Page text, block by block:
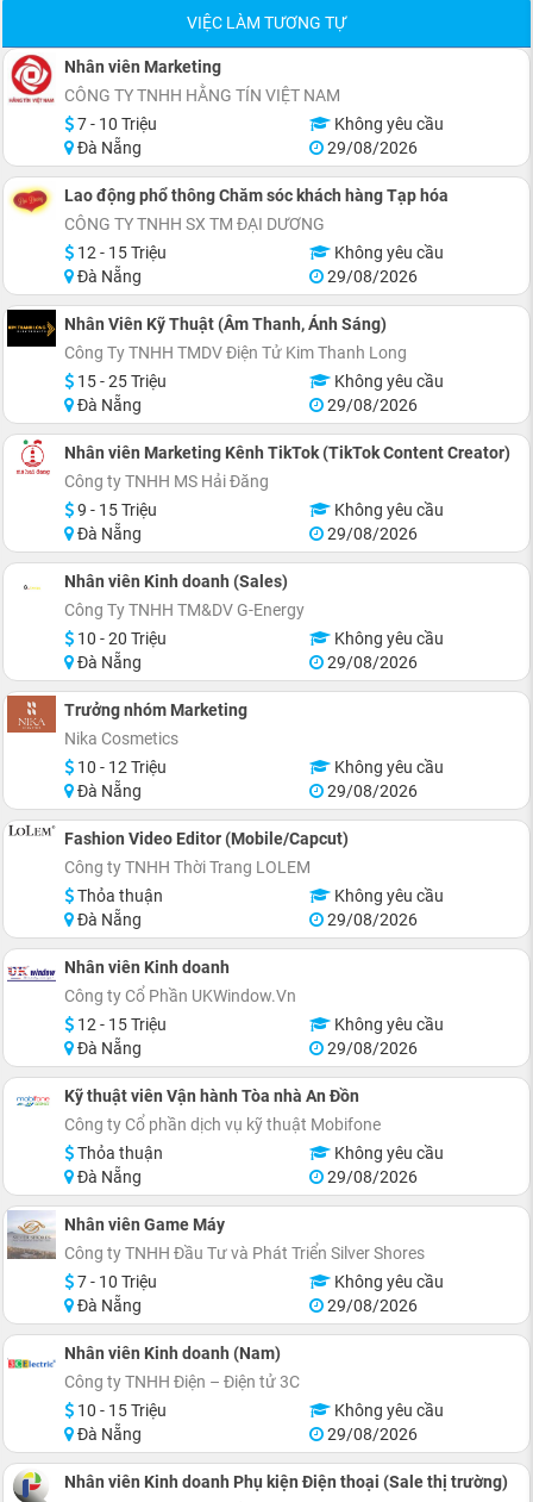
VIỆC LÀM TƯƠNG TỰ
Nhân viên Marketing
CÔNG TY TNHH HẰNG TÍN VIỆT NAM
7 - 10 Triệu
Không yêu cầu
Đà Nẵng
29/08/2026
Lao động phổ thông Chăm sóc khách hàng Tạp hóa
CÔNG TY TNHH SX TM ĐẠI DƯƠNG
12 - 15 Triệu
Không yêu cầu
Đà Nẵng
29/08/2026
Nhân Viên Kỹ Thuật (Âm Thanh, Ánh Sáng)
Công Ty TNHH TMDV Điện Tử Kim Thanh Long
15 - 25 Triệu
Không yêu cầu
Đà Nẵng
29/08/2026
Nhân viên Marketing Kênh TikTok (TikTok Content Creator)
Công ty TNHH MS Hải Đăng
9 - 15 Triệu
Không yêu cầu
Đà Nẵng
29/08/2026
Nhân viên Kinh doanh (Sales)
Công Ty TNHH TM&DV G-Energy
10 - 20 Triệu
Không yêu cầu
Đà Nẵng
29/08/2026
Trưởng nhóm Marketing
Nika Cosmetics
10 - 12 Triệu
Không yêu cầu
Đà Nẵng
29/08/2026
Fashion Video Editor (Mobile/Capcut)
Công ty TNHH Thời Trang LOLEM
Thỏa thuận
Không yêu cầu
Đà Nẵng
29/08/2026
Nhân viên Kinh doanh
Công ty Cổ Phần UKWindow.Vn
12 - 15 Triệu
Không yêu cầu
Đà Nẵng
29/08/2026
Kỹ thuật viên Vận hành Tòa nhà An Đồn
Công ty Cổ phần dịch vụ kỹ thuật Mobifone
Thỏa thuận
Không yêu cầu
Đà Nẵng
29/08/2026
Nhân viên Game Máy
Công ty TNHH Đầu Tư và Phát Triển Silver Shores
7 - 10 Triệu
Không yêu cầu
Đà Nẵng
29/08/2026
Nhân viên Kinh doanh (Nam)
Công ty TNHH Điện – Điện tử 3C
10 - 15 Triệu
Không yêu cầu
Đà Nẵng
29/08/2026
Nhân viên Kinh doanh Phụ kiện Điện thoại (Sale thị trường)